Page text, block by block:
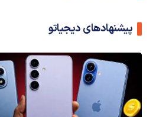
پیشنهادهای دیجیاتو